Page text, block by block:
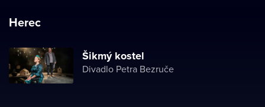
Herec
Šikmý kostel
Divadlo Petra Bezruče